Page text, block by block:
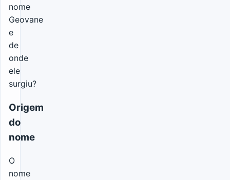
nome
Geovane
e
de
onde
ele
surgiu?
Origem
do
nome
O
nome